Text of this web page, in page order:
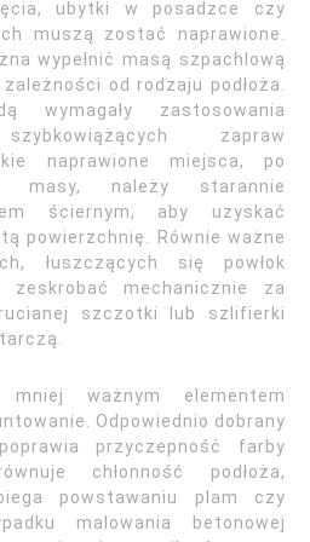
ubytki w posadzce czy
muszą zostać naprawione.
wypełnić masą szpachlową
od rodzaju podłoża.
wymagały zastosowania
zapraw
naprawione miejsca, po
masy, należy starannie
ściernym, aby uzyskać
powierzchnię. Równie ważne
łuszczących się powłok
zeskrobać mechanicznie za
szczotki lub szlifierki
ważnym elementem
Odpowiednio dobrany
przyczepność farby
chłonność podłoża,
powstawaniu plam czy
malowania betonowej